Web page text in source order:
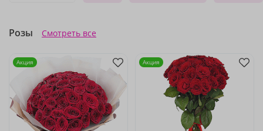
Розы Смотреть все
Акция Акция